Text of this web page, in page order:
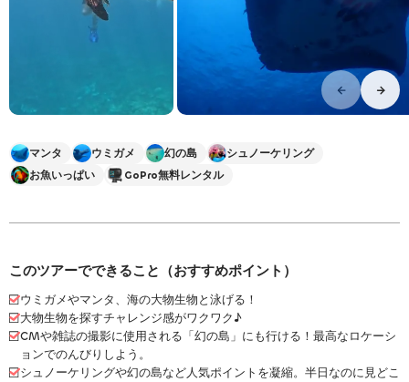
マンタ ウミガメ 幻の島
シュノーケリング
お魚いっぱい
GoPro無料レンタル
このツアーでできること（おすすめポイント）
ウミガメやマンタ、海の大物生物と泳げる！
大物生物を探すチャレンジ感がワクワク♪
CMや雑誌の撮影に使用される「幻の島」にも行ける！最高なロケーシ
ョンでのんびりしよう。
シュノーケリングや幻の島など人気ポイントを凝縮。半日なのに見どこ